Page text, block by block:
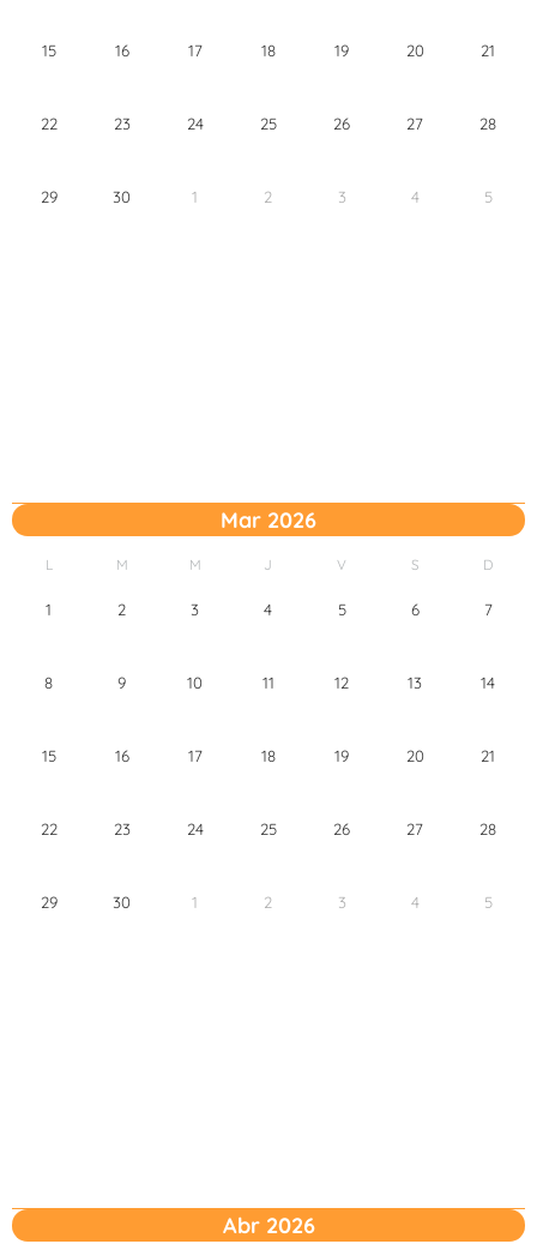
15 16 17 18 19 20 21
22 23 24 25 26 27 28
29 30 1 2 3 4 5
Mar 2026
L M M J V S D
1 2 3 4 5 6 7
8 9 10 11 12 13 14
15 16 17 18 19 20 21
22 23 24 25 26 27 28
29 30 1 2 3 4 5
Abr 2026